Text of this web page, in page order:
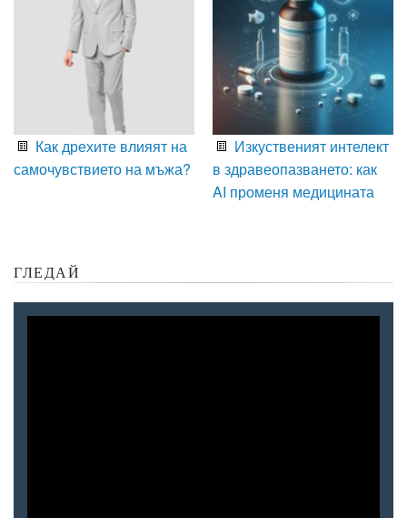
Как дрехите влияят на
самочувствието на мъжа?
Изкуственият интелект
в здравеопазването: как
AI променя медицината
ГЛЕДАЙ